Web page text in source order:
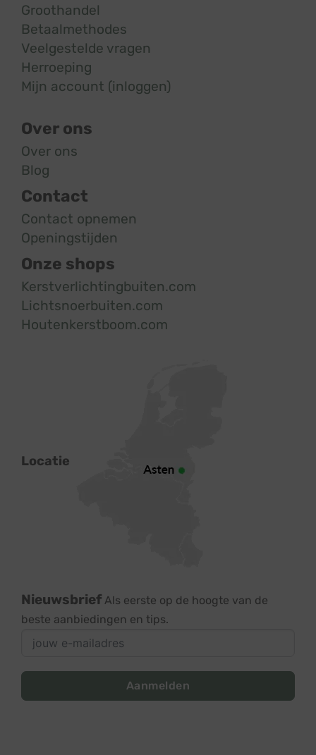
Groothandel
Betaalmethodes
Veelgestelde vragen
Herroeping
Mijn account (inloggen)
Over ons
Over ons
Blog
Contact
Contact opnemen
Openingstijden
Onze shops
Kerstverlichtingbuiten.com
Lichtsnoerbuiten.com
Houtenkerstboom.com
Locatie
Nieuwsbrief Als eerste op de hoogte van de
beste aanbiedingen en tips.
Aanmelden